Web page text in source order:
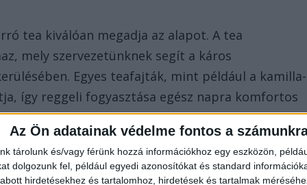
Az Ön adatainak védelme fontos a
tárolunk és/vagy férünk hozzá információkhoz egy eszközön,
dolgozunk fel, például egyedi azonosítókat és standard
hirdetésekhez és tartalomhoz, hirdetések és tartalmak
tea kiválóan megadja az alapot. A tea
mely szervezetünknek segít a káros
Egyes teafajták, mint például a kamilla-
így reggeli fogyasztása egész napra komfortos
hogy ébredés után fogyasszuk. A Távol-Keleten
összetevőjét alapvetően a friss víz és a porrá